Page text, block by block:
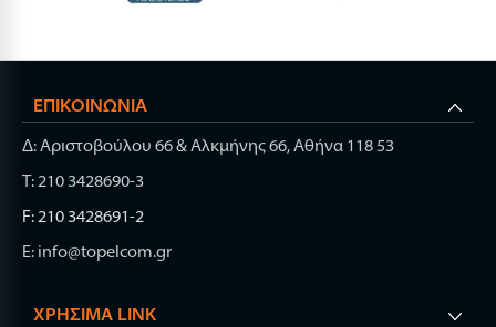
ΕΠΙΚΟΙΝΩΝΊΑ
Δ: Αριστοβούλου 66 & Αλκμήνης 66, Αθήνα 118 53
Τ: 210 3428690-3
F: 210 3428691-2
E: info@topelcom.gr
ΧΡΉΣΙΜΑ LINK